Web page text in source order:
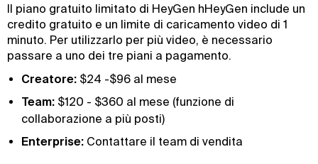
Il piano gratuito limitato di HeyGen hHeyGen include un
credito gratuito e un limite di caricamento video di 1
minuto. Per utilizzarlo per più video, è necessario
passare a uno dei tre piani a pagamento.
Creatore: $24 -$96 al mese
Team: $120 - $360 al mese (funzione di
collaborazione a più posti)
Enterprise: Contattare il team di vendita